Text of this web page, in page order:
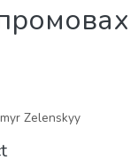
Zelenskyy